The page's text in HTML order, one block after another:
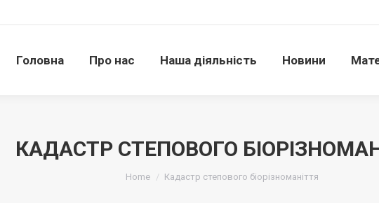
Головна Про нас Наша діяльність Новини
КАДАСТР СТЕПОВОГО
Home Кадастр степового біорізноманіття
Головна Про нас Наша діяльність Новини